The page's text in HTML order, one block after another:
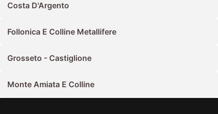
Costa D'Argento
Follonica E Colline Metallifere
Grosseto - Castiglione
Monte Amiata E Colline